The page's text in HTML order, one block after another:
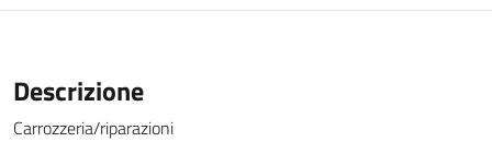
Descrizione
Carrozzeria/riparazioni